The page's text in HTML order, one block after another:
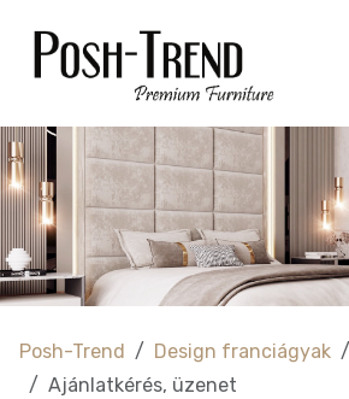
Posh-Trend Design franciágyak
Ajánlatkérés, üzenet